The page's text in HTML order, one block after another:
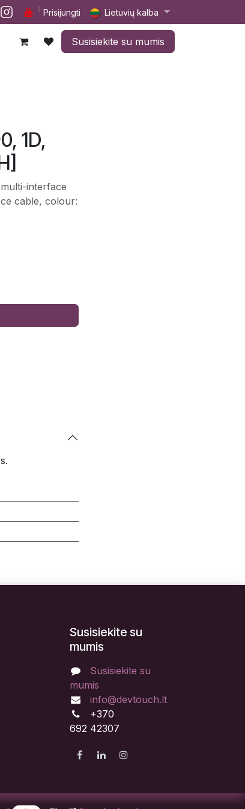
Susisiekite su mumis
Prisijungti Lietuvių kalba
Susisiekite su mumis
1D,
interface
cable, colour:
Susisiekite su
mumis
Susisiekite su
mumis
info@devtouch.lt
+370
692 42307